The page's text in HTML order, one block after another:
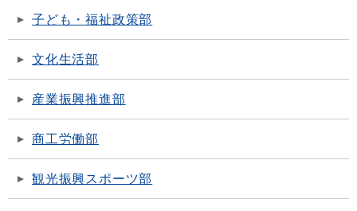
子ども・福祉政策部
文化生活部
産業振興推進部
商工労働部
観光振興スポーツ部